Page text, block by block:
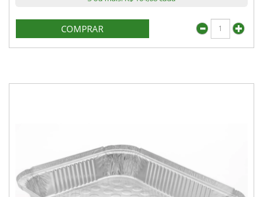
COMPRAR